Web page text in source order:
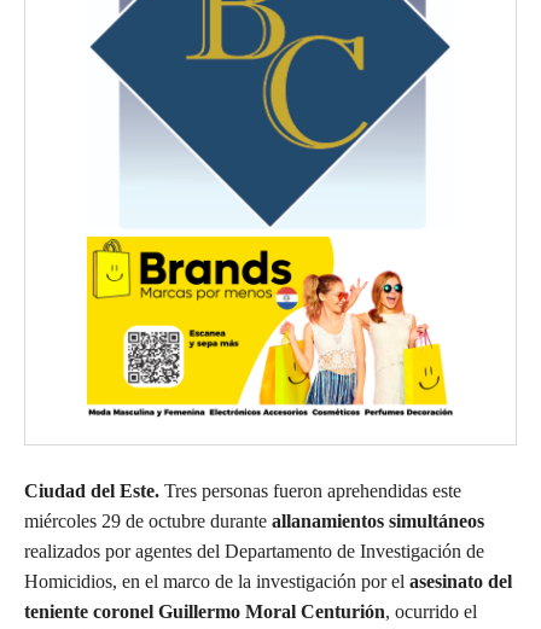
Ciudad del Este. Tres personas fueron aprehendidas este
miércoles 29 de octubre durante allanamientos simultáneos
realizados por agentes del Departamento de Investigación de
Homicidios, en el marco de la investigación por el asesinato del
teniente coronel Guillermo Moral Centurión, ocurrido el